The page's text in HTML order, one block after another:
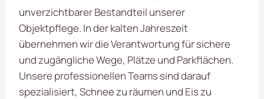
unverzichtbarer Bestandteil unserer
Objektpflege. In der kalten Jahreszeit
übernehmen wir die Verantwortung für sichere
und zugängliche Wege, Plätze und Parkflächen.
Unsere professionellen Teams sind darauf
spezialisiert, Schnee zu räumen und Eis zu